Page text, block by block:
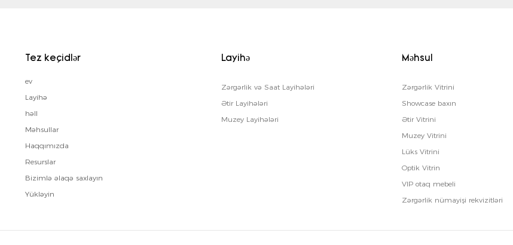
Tez keçidlər
ev
Layihə
həll
Məhsullar
Haqqımızda
Resurslar
Bizimlə əlaqə saxlayın
Yükləyin
Layihə
Zərgərlik və Saat Layihələri
Ətir Layihələri
Muzey Layihələri
Məhsul
Zərgərlik Vitrini
Showcase baxın
Ətir Vitrini
Muzey Vitrini
Lüks Vitrini
Optik Vitrin
VIP otaq mebeli
Zərgərlik nümayişi rekvizitləri